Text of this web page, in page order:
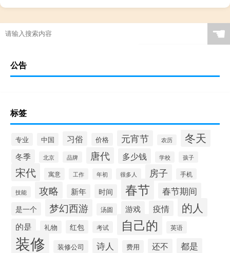
☚
公告
标签
专业 中国 习俗 价格 元宵节 农历 冬天
冬季 北京 品牌 唐代 多少钱 学校 孩子
宋代 寓意 工作 年初 很多人 房子 手机
技能 攻略 新年 时间 春节 春节期间
是一个 梦幻西游 汤圆 游戏 疫情 的人
的是 礼物 红包 考试 自己的 英语
装修 装修公司 诗人 费用 还不 都是